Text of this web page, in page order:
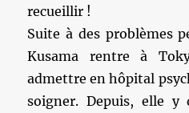
recueillir !
Suite à des problèmes
Kusama rentre à
admettre en hôpital
soigner. Depuis, elle